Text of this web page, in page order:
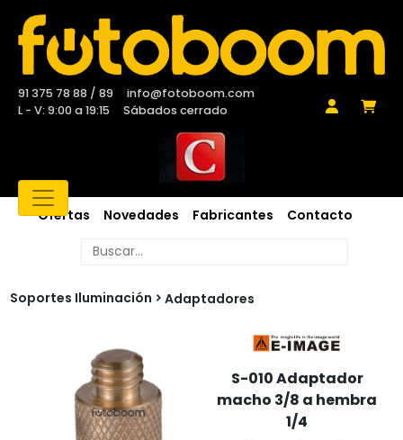
91 375 78 88 / 89
info@fotoboom.com
L - V: 9:00 a 19:15
Sábados cerrado
Ofertas Novedades Fabricantes Contacto
Soportes Iluminación Adaptadores
S-010 Adaptador
macho 3/8 a hembra
1/4